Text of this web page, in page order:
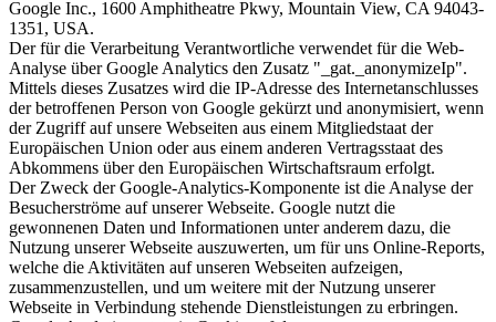
Google Inc., 1600 Amphitheatre Pkwy, Mountain View, CA 94043-
1351, USA.
Der für die Verarbeitung Verantwortliche verwendet für die Web-
Analyse über Google Analytics den Zusatz "_gat._anonymizeIp".
Mittels dieses Zusatzes wird die IP-Adresse des Internetanschlusses
der betroffenen Person von Google gekürzt und anonymisiert, wenn
der Zugriff auf unsere Webseiten aus einem Mitgliedstaat der
Europäischen Union oder aus einem anderen Vertragsstaat des
Abkommens über den Europäischen Wirtschaftsraum erfolgt.
Der Zweck der Google-Analytics-Komponente ist die Analyse der
Besucherströme auf unserer Webseite. Google nutzt die
gewonnenen Daten und Informationen unter anderem dazu, die
Nutzung unserer Webseite auszuwerten, um für uns Online-Reports,
welche die Aktivitäten auf unseren Webseiten aufzeigen,
zusammenzustellen, und um weitere mit der Nutzung unserer
Webseite in Verbindung stehende Dienstleistungen zu erbringen.